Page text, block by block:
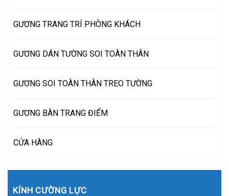
GƯƠNG TRANG TRÍ PHÒNG KHÁCH
GƯƠNG DÁN TƯỜNG SOI TOÀN THÂN
GƯƠNG SOI TOÀN THÂN TREO TƯỜNG
GƯƠNG BÀN TRANG ĐIỂM
CỬA HÀNG
KÍNH CƯỜNG LỰC